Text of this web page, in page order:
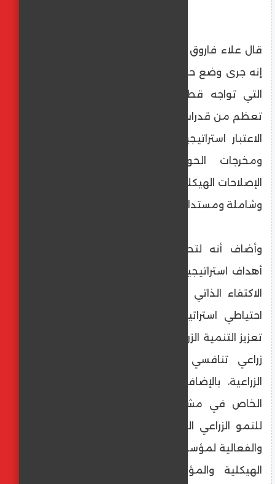
قال علاء فاروق وزير الزراعة واستصلاح الأراضي،
إنه جرى وضع حلول شاملة وواقعية للتحديات
التي تواجه قطاع الزراعة وتبني استراتيجيات
تعظم من قدرات وموارد مصر الزراعية آخذا في
ومخرجات الحوار الوطني وكذلك محاور
الإصلاحات الهيكلية وتحقيق معدلات نمو قوية
وشاملة ومستدامة في قطاع الزراعة.
وأضاف أنه لتحقيق هذه الرؤية جرى وضع
أهداف استراتيجية تتمثل في تحقيق قدر من
الاكتفاء الذاتي من المنتجات الزراعية وتوفير
احتياطي استراتيجي من السلع الأساسية مع
تعزيز التنمية الزراعية المستدامة لخلق اقتصاد
زراعي تنافسي ومتنوع وتحسين المؤشرات
الزراعية، بالإضافة إلى دعم مشاركة القطاع
الخاص في مشروعات التنمية الزراعية دعما
للنمو الزراعي المستدام وكذلك زيادة الكفاءة
والفعالية لمؤسسات العمل الزراعي «الإصلاحات
الهيكلية والمؤسسية والتشريعية»، وتدعيم